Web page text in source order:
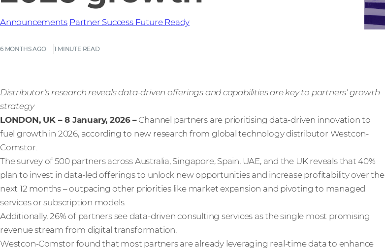
6 MONTHS AGO 1 MINUTE READ
Announcements Partner Success Future Ready
Distributor’s research reveals data-driven offerings and capabilities are key to partners’ growth
strategy
LONDON, UK – 8 January, 2026 –Channel partners are prioritising data-driven innovation to
fuel growth in 2026, according to new research from global technology distributor Westcon-
Comstor.
The survey of 500 partners across Australia, Singapore, Spain, UAE, and the UK reveals that 40%
plan to invest in data-led offerings to unlock new opportunities and increase profitability over the
next 12 months – outpacing other priorities like market expansion and pivoting to managed
services or subscription models.
Additionally, 26% of partners see data-driven consulting services as the single most promising
revenue stream from digital transformation.
Westcon-Comstor found that most partners are already leveraging real-time data to enhance